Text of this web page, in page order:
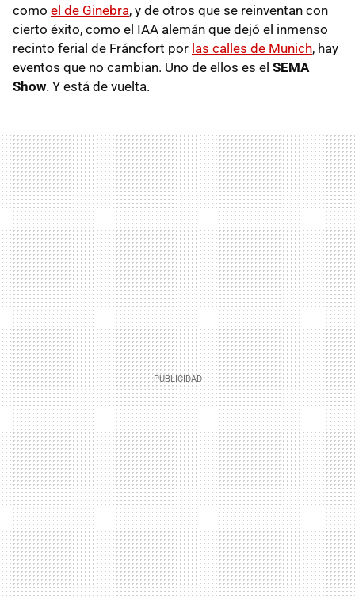
como el de Ginebra, y de otros que se reinventan con
cierto éxito, como el IAA alemán que dejó el inmenso
recinto ferial de Fráncfort por las calles de Munich, hay
eventos que no cambian. Uno de ellos es el SEMA
Show. Y está de vuelta.